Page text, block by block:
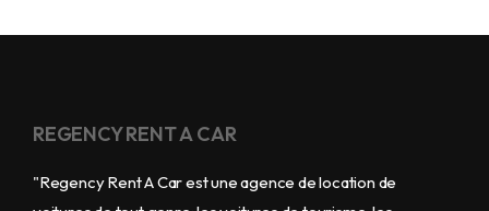
REGENCY RENT A CAR
"Regency Rent A Car est une agence de location de